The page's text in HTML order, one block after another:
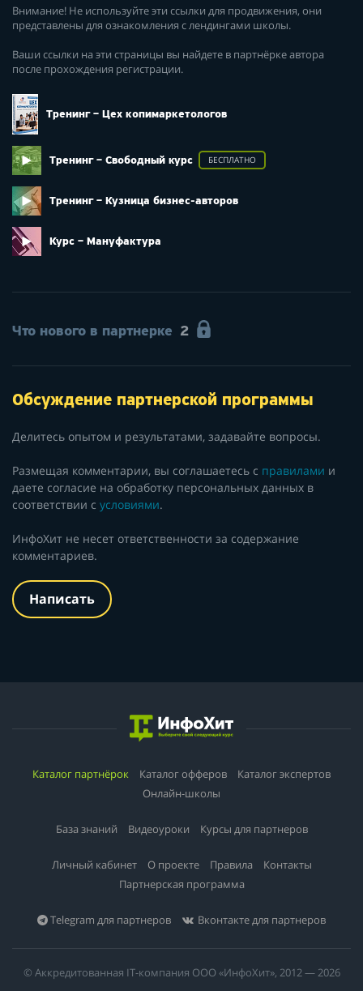
Внимание! Не используйте эти ссылки для продвижения, они
представлены для ознакомления с лендингами школы.
Ваши ссылки на эти страницы вы найдете в партнёрке автора
после прохождения регистрации.
Тренинг – Цех копимаркетологов
Тренинг – Свободный курс БЕСПЛАТНО
Тренинг – Кузница бизнес-авторов
Курс – Мануфактура
Что нового в партнерке 2
Обсуждение партнерской программы
Делитесь опытом и результатами, задавайте вопросы.
Размещая комментарии, вы соглашаетесь с правилами и
даете согласие на обработку персональных данных в
соответствии с условиями.
ИнфоХит не несет ответственности за содержание
комментариев.
Написать
Каталог партнёрок Каталог офферов
Каталог экспертов
Онлайн-школы
База знаний Видеоуроки Курсы для партнеров
Личный кабинет О проекте Правила
Контакты
Партнерская программа
Telegram для партнеров Вконтакте для партнеров
© Аккредитованная IT-компания ООО «ИнфоХит», 2012 — 2026